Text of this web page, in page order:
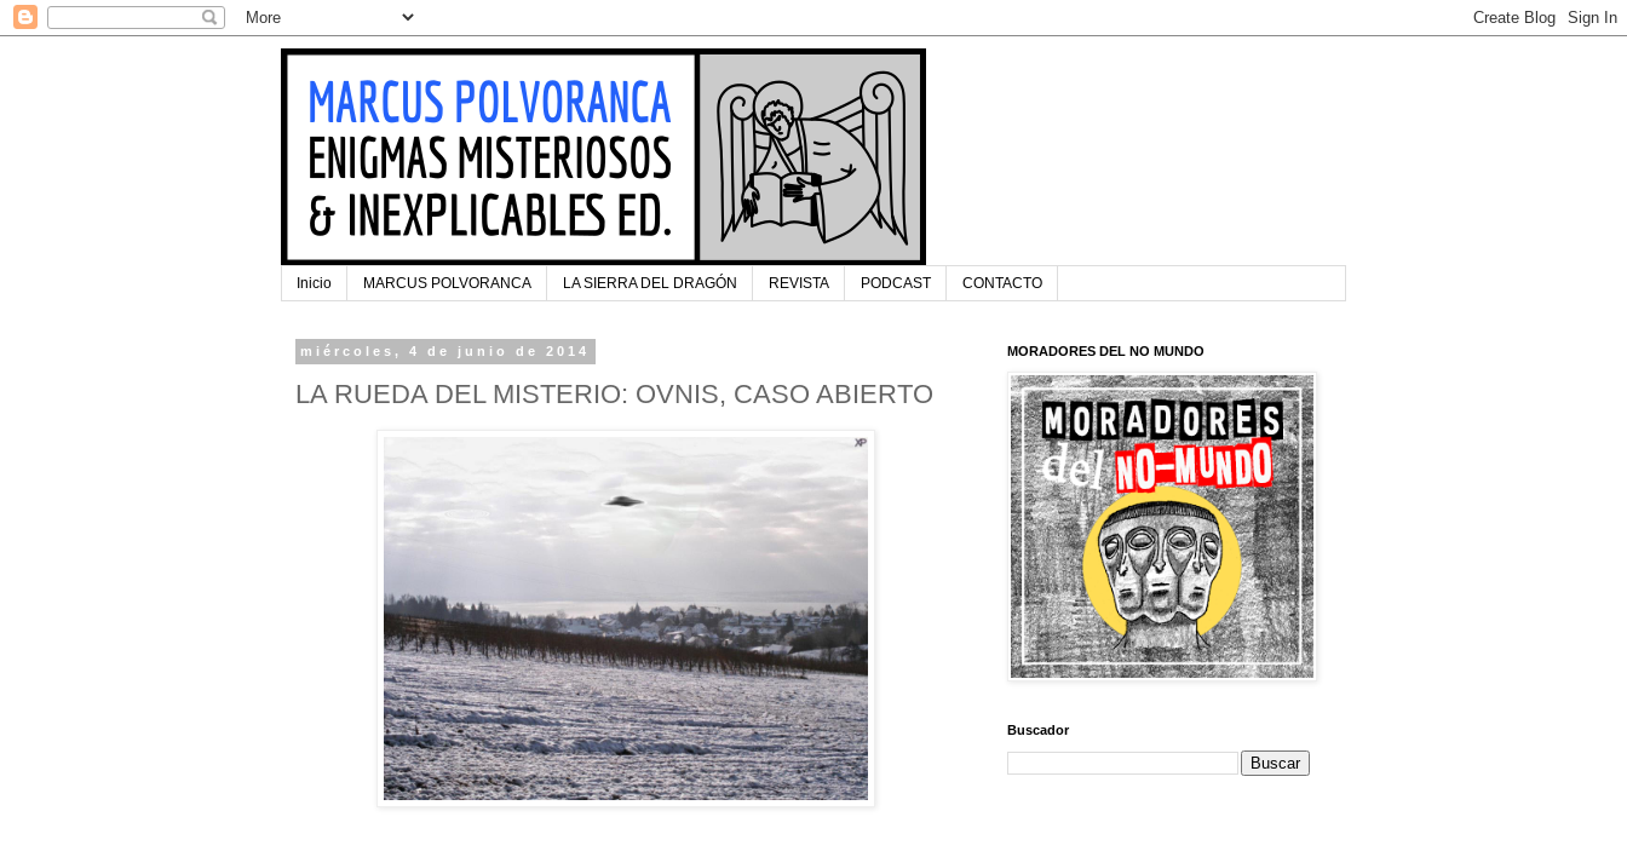
Inicio MARCUS POLVORANCA LA SIERRA DEL DRAGÓN REVISTA PODCAST CONTACTO
miércoles, 4 de junio de 2014
LA RUEDA DEL MISTERIO: OVNIS, CASO ABIERTO
MORADORES DEL NO MUNDO
Buscador